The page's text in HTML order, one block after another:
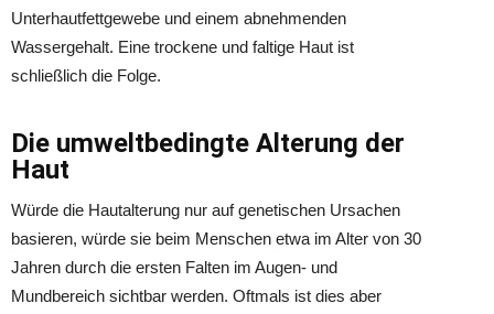
Unterhautfettgewebe und einem abnehmenden
Wassergehalt. Eine trockene und faltige Haut ist
schließlich die Folge.
Die umweltbedingte Alterung der
Haut
Würde die Hautalterung nur auf genetischen Ursachen
basieren, würde sie beim Menschen etwa im Alter von 30
Jahren durch die ersten Falten im Augen- und
Mundbereich sichtbar werden. Oftmals ist dies aber